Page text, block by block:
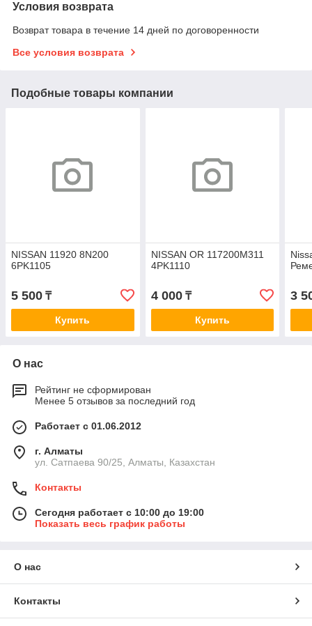
Условия возврата
Возврат товара в течение 14 дней по договоренности
Все условия возврата
Подобные товары компании
NISSAN 11920 8N200
6PK1105
5 500 ₸
Купить
NISSAN OR 117200M311
4PK1110
4 000₸
Купить
3
О нас
Рейтинг не сформирован
Менее 5 отзывов за последний год
Работает с 01.06.2012
г. Алматы
ул. Сатпаева 90/25, Алматы, Казахстан
Контакты
Сегодня работает с 10:00 до 19:00
Показать весь график работы
О нас
Контакты